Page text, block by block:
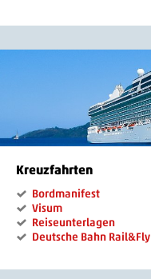
Kreuzfahrten
Bordmanifest
Visum
Reiseunterlagen
Deutsche Bahn Rail&Fly